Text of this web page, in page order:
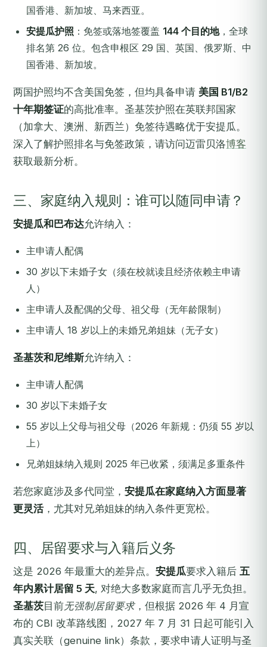
国香港、新加坡、马来西亚。
安提瓜护照 ：免签或落地签覆盖 144 个目的地，全球
排名第 26 位。包含申根区 29 国、英国、俄罗斯、中
国香港、新加坡。
两国护照均不含美国免签，但均具备申请 美国 B1/B2
十年期签证的高批准率。圣基茨护照在英联邦国家
（加拿大、澳洲、新西兰）免签待遇略优于安提瓜。
深入了解护照排名与免签政策，请访问迈雷贝洛博客
获取最新分析。
三、家庭纳入规则：谁可以随同申请？
安提瓜和巴布达允许纳入：
主申请人配偶
30 岁以下未婚子女（须在校就读且经济依赖主申请
人）
主申请人及配偶的父母、祖父母（无年龄限制）
主申请人 18 岁以上的未婚兄弟姐妹（无子女）
圣基茨和尼维斯允许纳入：
主申请人配偶
30 岁以下未婚子女
55 岁以上父母与祖父母（2026 年新规：仍须 55 岁以
上）
兄弟姐妹纳入规则 2025 年已收紧，须满足多重条件
若您家庭涉及多代同堂， 安提瓜在家庭纳入方面显著
更灵活，尤其对兄弟姐妹的纳入条件更宽松。
四、居留要求与入籍后义务
这是 2026 年最重大的差异点。 安提瓜要求入籍后 五
年内累计居留 5 天, 对绝大多数家庭而言几乎无负担。
圣基茨目前无强制居留要求，但根据 2026 年 4 月宣
布的 CBI 改革路线图，2027 年 7 月 31 日起可能引入
真实关联（genuine link）条款，要求申请人证明与圣